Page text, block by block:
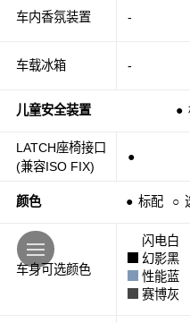
车内香氛装置
车载冰箱
儿童安全装置 ●
LATCH座椅接口
(兼容ISO FIX)
颜色 ● 标配 ○
车身可选颜色
-
-
●
闪电白
幻影黑
性能蓝
赛博灰